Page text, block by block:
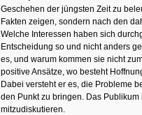
Geschehen der jüngsten Zeit zu
Fakten zeigen, sondern nach den
Welche Interessen haben sich
Entscheidung so und nicht anders
es, und warum kommen sie nicht
positive Ansätze, wo besteht
Dabei versteht er es, die Probleme
den Punkt zu bringen. Das
mitzudiskutieren.